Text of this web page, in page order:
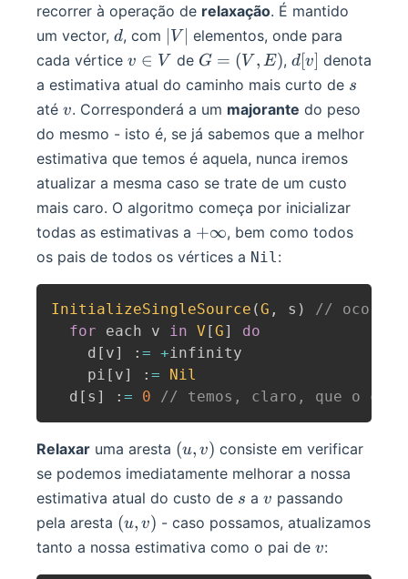
recorrer à operação de relaxação. É mantido
um vector, d
d, com |V|
∣ V ∣ elementos, onde para
cada vértice v
\in
v ∈ V de G
=
E)
G = (V , E),d[v]
d[v] denota
a estimativa atual do caminho mais curto de s
s
até v
v. Corresponderá a um majorante do peso
do mesmo - isto é, se já sabemos que a melhor
estimativa que temos é aquela, nunca iremos
atualizar a mesma caso se trate de um custo
mais caro. O algoritmo começa por inicializar
todas as estimativas a +\infty
+∞, bem como todos
os pais de todos os vértices a Nil :
InitializeSingleSource (G , s )
// ocorre
for each v in V [G]
do
    d
[ v] : = +infinity
    pi
[ v] : =
Nil
  d
[ s ] : = 0 // temos, claro, que o
Relaxar uma aresta (u,
v)
(u, v) consiste em verificar
se podemos imediatamente melhorar a nossa
estimativa atual do custo de s
s a v
v passando
pela aresta (u,
v)
(u, v) - caso possamos, atualizamos
tanto a nossa estimativa como o pai de v
v: